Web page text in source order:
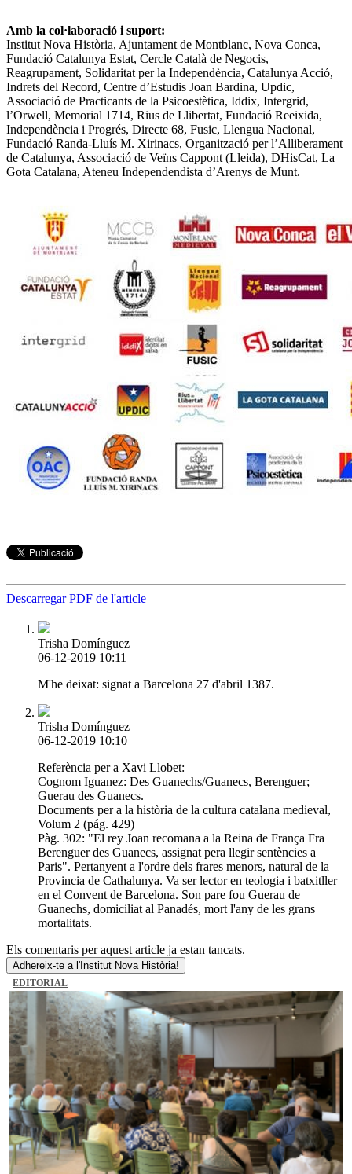
Amb la col·laboració i suport:
Institut Nova Història, Ajuntament de Montblanc, Nova Conca,
Fundació Catalunya Estat, Cercle Català de Negocis,
Reagrupament, Solidaritat per la Independència, Catalunya Acció,
Indrets del Record, Centre d’Estudis Joan Bardina, Updic,
Associació de Practicants de la Psicoestètica, Iddix, Intergrid,
l’Orwell, Memorial 1714, Rius de Llibertat, Fundació Reeixida,
Independència i Progrés, Directe 68, Fusic, Llengua Nacional,
Fundació Randa-Lluís M. Xirinacs, Organització per l’Alliberament
de Catalunya, Associació de Veïns Cappont (Lleida), DHisCat, La
Gota Catalana, Ateneu Independendista d’Arenys de Munt.
Descarregar PDF de l'article
Trisha Domínguez
06-12-2019 10:11
M'he deixat: signat a Barcelona 27 d'abril 1387.
Trisha Domínguez
06-12-2019 10:10
Referència per a Xavi Llobet:
Cognom Iguanez: Des Guanechs/Guanecs, Berenguer;
Guerau des Guanecs.
Documents per a la història de la cultura catalana medieval,
Volum 2 (pág. 429)
Pàg. 302: "El rey Joan recomana a la Reina de França Fra
Berenguer des Guanecs, assignat pera llegir sentències a
Paris". Pertanyent a l'ordre dels frares menors, natural de la
Provincia de Cathalunya. Va ser lector en teologia i batxitller
en el Convent de Barcelona. Son pare fou Guerau de
Guanechs, domiciliat al Panadés, mort l'any de les grans
mortalitats.
Els comentaris per aquest article ja estan tancats.
Adhereix-te a l'Institut Nova Història!
EDITORIAL